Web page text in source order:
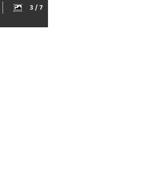
3 / 7